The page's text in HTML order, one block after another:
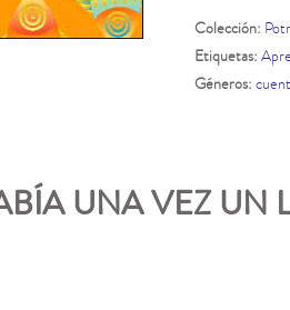
un
lápiz
cantidad
Colección:
Etiquetas:
Géneros:
UNA VEZ UN